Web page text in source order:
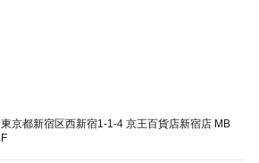
東京都新宿区西新宿1-1-4 京王百貨店新宿店 MB
F